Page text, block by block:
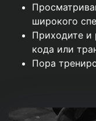
широкого
Приходите и
кода или
Пора